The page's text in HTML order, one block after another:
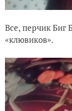
Все, перчик
«клювиков».